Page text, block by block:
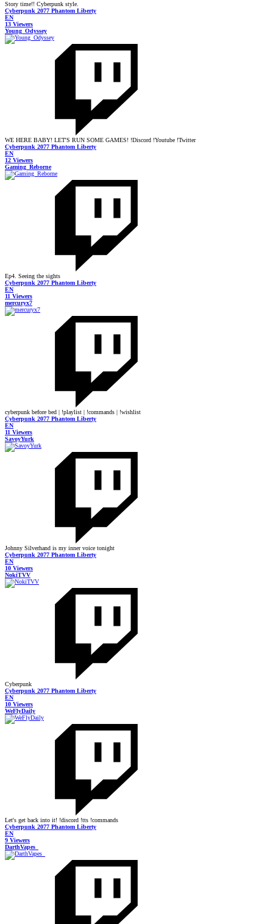
Story time!! Cyberpunk style.
Cyberpunk 2077 Phantom Liberty
EN
13 Viewers
Young_Odyssey
WE HERE BABY! LET'S RUN SOME GAMES! !Discord !Youtube !Twitter
Cyberpunk 2077 Phantom Liberty
EN
12 Viewers
Gaming_Reborne
Ep4. Seeing the sights
Cyberpunk 2077 Phantom Liberty
EN
11 Viewers
mercuryx7
cyberpunk before bed | !playlist | !commands | !wishlist
Cyberpunk 2077 Phantom Liberty
EN
11 Viewers
SavoyYurk
Johnny Silverhand is my inner voice tonight
Cyberpunk 2077 Phantom Liberty
EN
10 Viewers
NokiTVV
Cyberpunk
Cyberpunk 2077 Phantom Liberty
EN
10 Viewers
WeFlyDaily
Let's get back into it! !discord !tts !commands
Cyberpunk 2077 Phantom Liberty
EN
9 Viewers
DarthVapes_